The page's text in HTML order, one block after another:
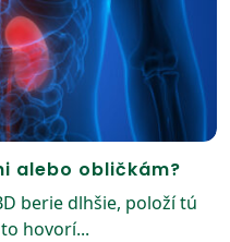
alebo obličkám?
berie dlhšie, položí tú
hovorí...